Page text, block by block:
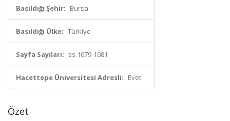
Basıldığı Şehir: Bursa
Basıldığı Ülke: Türkiye
Sayfa Sayıları: ss.1079-1081
Hacettepe Üniversitesi Adresli: Evet
Özet